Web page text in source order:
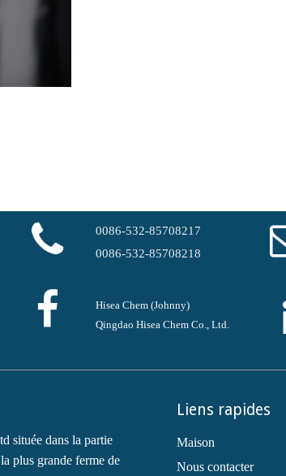
0086-532-85708217
0086-532-85708218
Hisea Chem (Johnny)
Qingdao Hisea Chem Co., Ltd.
située dans la partie
plus grande ferme de
Liens rapides
Maison
Nous contacter